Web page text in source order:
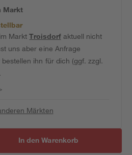
Markt
MarktTroisdorfaktuell nicht
uns aber eine Anfrage
ihn für dich (ggf. zzgl.
Märkten
In den Warenkorb